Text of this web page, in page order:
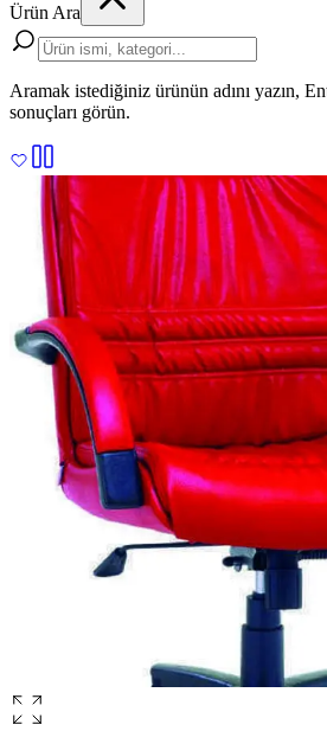
Ürün Ara
Aramak istediğiniz ürünün adını yazın,
sonuçları görün.